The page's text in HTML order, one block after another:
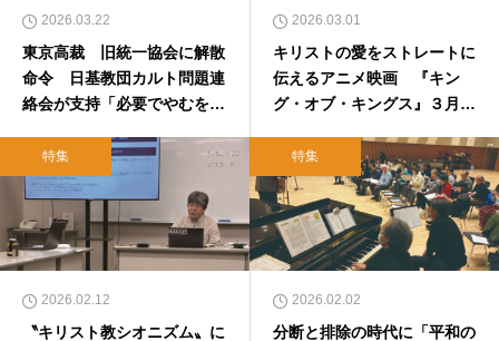
2026.03.22
東京高裁 旧統一協会に解散
命令 日基教団カルト問題連
絡会が支持「必要でやむを得
2026.03.01
キリストの愛をストレートに
伝えるアニメ映画 『キン
グ・オブ・キングス』３月２
役は井上芳雄さん
特集
2026.02.12
〝キリスト教シオニズム〟に
特集
2026.02.02
分断と排除の時代に「平和の